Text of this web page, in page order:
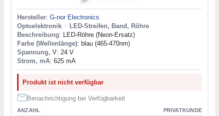
Hersteller: G-nor Electronics
Optoelektronik > LED-Streifen, Band, Röhre
Beschreibung: LED-Röhre (Neon-Ersatz)
Farbe (Wellenlänge): blau (465-470nm)
Spannung, V: 24 V
Strom, mA: 625 mA
Produkt ist nicht verfügbar
Benachrichtigung bei Verfügbarkeit
ANZAHL PRIVATKUNDE